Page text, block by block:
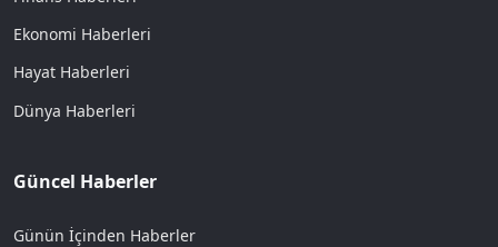
Ekonomi Haberleri
Hayat Haberleri
Dünya Haberleri
Güncel Haberler
Günün İçinden Haberler